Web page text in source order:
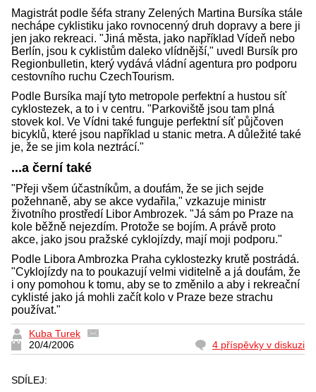
Magistrát podle šéfa strany Zelených Martina Bursíka stále
nechápe cyklistiku jako rovnocenný druh dopravy a bere ji
jen jako rekreaci. "Jiná města, jako například Vídeň nebo
Berlín, jsou k cyklistům daleko vlídnější," uvedl Bursík pro
Regionbulletin, který vydává vládní agentura pro podporu
cestovního ruchu CzechTourism.
Podle Bursíka mají tyto metropole perfektní a hustou síť
cyklostezek, a to i v centru. "Parkoviště jsou tam plná
stovek kol. Ve Vídni také funguje perfektní síť půjčoven
bicyklů, které jsou například u stanic metra. A důležité také
je, že se jim kola neztrácí."
...a černí také
"Přeji všem účastníkům, a doufám, že se jich sejde
požehnaně, aby se akce vydařila," vzkazuje ministr
životního prostředí Libor Ambrozek. "Já sám po Praze na
kole běžně nejezdím. Protože se bojím. A právě proto
akce, jako jsou pražské cyklojízdy, mají moji podporu."
Podle Libora Ambrozka Praha cyklostezky krutě postrádá.
"Cyklojízdy na to poukazují velmi viditelně a já doufám, že
i ony pomohou k tomu, aby se to změnilo a aby i rekreační
cyklisté jako já mohli začít kolo v Praze beze strachu
používat."
Kuba Turek
20/4/2006
4 příspěvky v diskuzi
SDÍLEJ: